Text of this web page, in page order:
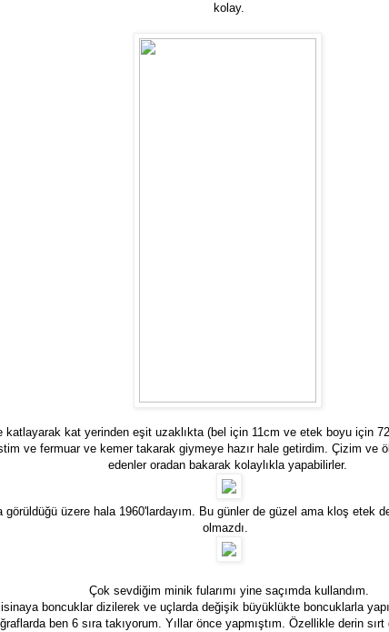
kolay.
katlayarak kat yerinden eşit uzaklıkta (bel için 11cm ve etek boyu için
ve fermuar ve kemer takarak giymeye hazır hale getirdim. Çizim ve
edenler oradan bakarak kolaylıkla yapabilirler.
görüldüğü üzere hala 1960'lardayım. Bu günler de güzel ama kloş etek
olmazdı.
Çok sevdiğim minik fularımı yine saçımda kullandım.
boncuklar dizilerek ve uçlarda değişik büyüklükte boncuklarla
ben 6 sıra takıyorum. Yıllar önce yapmıştım. Özellikle derin